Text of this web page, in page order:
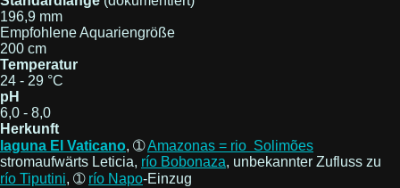
196,9 mm
Empfohlene Aquariengröße
200 cm
Temperatur
24 - 29 °C
pH
6,0 - 8,0
Herkunft
laguna El Vaticano, ➀Amazonas = rio Solimões
stromaufwärts Leticia, río Bobonaza, unbekannter Zufluss zu
río Tiputini, ➀ río Napo-Einzug